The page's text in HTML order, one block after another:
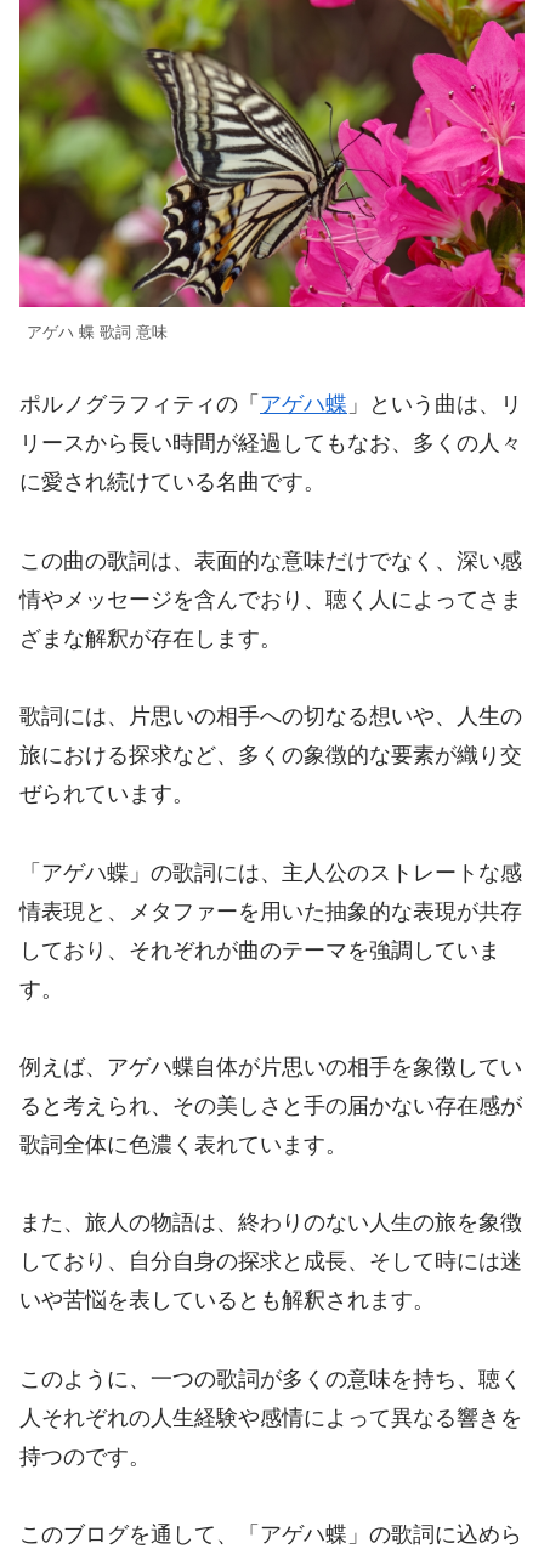
アゲハ 蝶 歌詞 意味
ポルノグラフィティの「 アゲハ蝶 」という曲は、リ
リースから長い時間が経過してもなお、多くの人々
に愛され続けている名曲です。
この曲の歌詞は、表面的な意味だけでなく、深い感
情やメッセージを含んでおり、聴く人によってさま
ざまな解釈が存在します。
歌詞には、片思いの相手への切なる想いや、人生の
旅における探求など、多くの象徴的な要素が織り交
ぜられています。
「アゲハ蝶」の歌詞には、主人公のストレートな感
情表現と、メタファーを用いた抽象的な表現が共存
しており、それぞれが曲のテーマを強調していま
す。
例えば、アゲハ蝶自体が片思いの相手を象徴してい
ると考えられ、その美しさと手の届かない存在感が
歌詞全体に色濃く表れています。
また、旅人の物語は、終わりのない人生の旅を象徴
しており、自分自身の探求と成長、そして時には迷
いや苦悩を表しているとも解釈されます。
このように、一つの歌詞が多くの意味を持ち、聴く
人それぞれの人生経験や感情によって異なる響きを
持つのです。
このブログを通して、「アゲハ蝶」の歌詞に込めら